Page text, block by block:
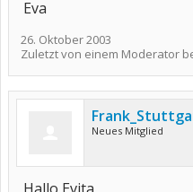
Eva
26. Oktober 2003
Zuletzt von einem Moderator
Neues Mitglied